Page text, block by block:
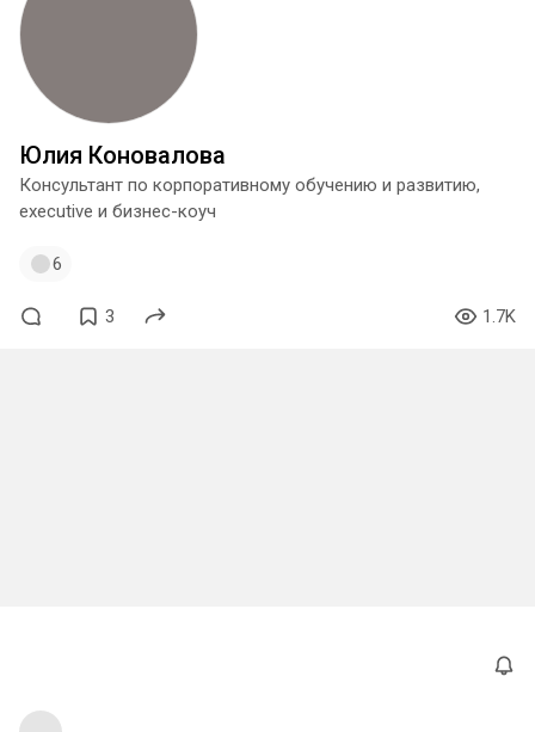
Юлия Коновалова
Консультант по корпоративному обучению и развитию,
executive и бизнес-коуч
6
3 1.7K